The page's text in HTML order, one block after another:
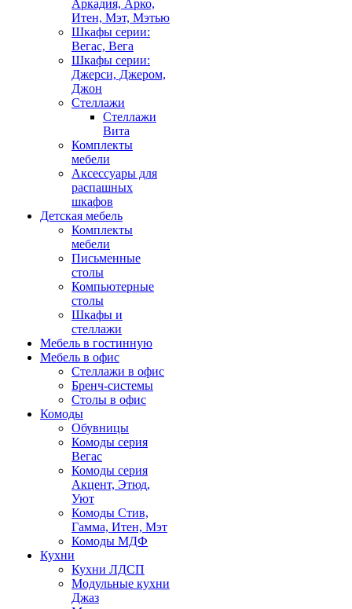
Аркадия, Арко,
Итен, Мэт, Мэтью
Шкафы серии:
Вегас, Вега
Шкафы серии:
Джерси, Джером,
Джон
Стеллажи
Стеллажи
Вита
Комплекты
мебели
Аксессуары для
распашных
шкафов
Детская мебель
Комплекты
мебели
Письменные
столы
Компьютерные
столы
Шкафы и
стеллажи
Мебель в гостинную
Мебель в офис
Стеллажи в офис
Бренч-системы
Столы в офис
Комоды
Обувницы
Комоды серия
Вегас
Комоды серия
Акцент, Этюд,
Уют
Комоды Стив,
Гамма, Итен, Мэт
Комоды МДФ
Кухни
Кухни ЛДСП
Модульные кухни
Джаз